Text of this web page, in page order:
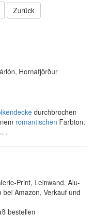
Zurück
Hornafjörður
durchbrochen
romantischen Farbton.
.
Print, Leinwand, Alu-
Amazon, Verkauf und
bestellen